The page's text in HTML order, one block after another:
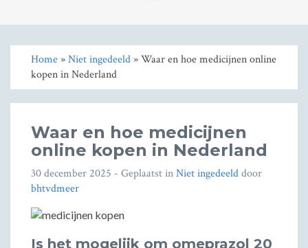
Home»Niet ingedeeld» Waar en hoe medicijnen online
kopen in Nederland
Waar en hoe medicijnen
online kopen in Nederland
30 december 2025 - Geplaatst inNiet ingedeelddoor
bhtvdmeer
Is het mogelijk om omeprazol 20